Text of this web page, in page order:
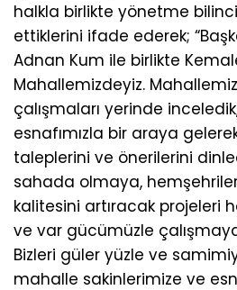
halkla birlikte yönetme
ettiklerini ifade ederek;
Adnan Kum ile birlikte
Mahallemizdeyiz.
çalışmaları yerinde
esnafımızla bir araya
taleplerini ve önerilerini
sahada olmaya,
kalitesini artıracak projeleri
ve var gücümüzle
Bizleri güler yüzle ve
mahalle sakinlerimize ve